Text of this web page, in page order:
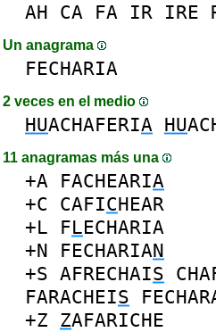
AH CA FA IR IRE
Un anagrama
FECHARIA
2 veces en el medio
HUACHAFERIA HU
11 anagramas más una
+A FACHEARIA
+C CAFICHEAR
+L FLECHARIA
+N FECHARIAN
+S AFRECHAIS
FARACHEIS
+Z ZAFARICHE